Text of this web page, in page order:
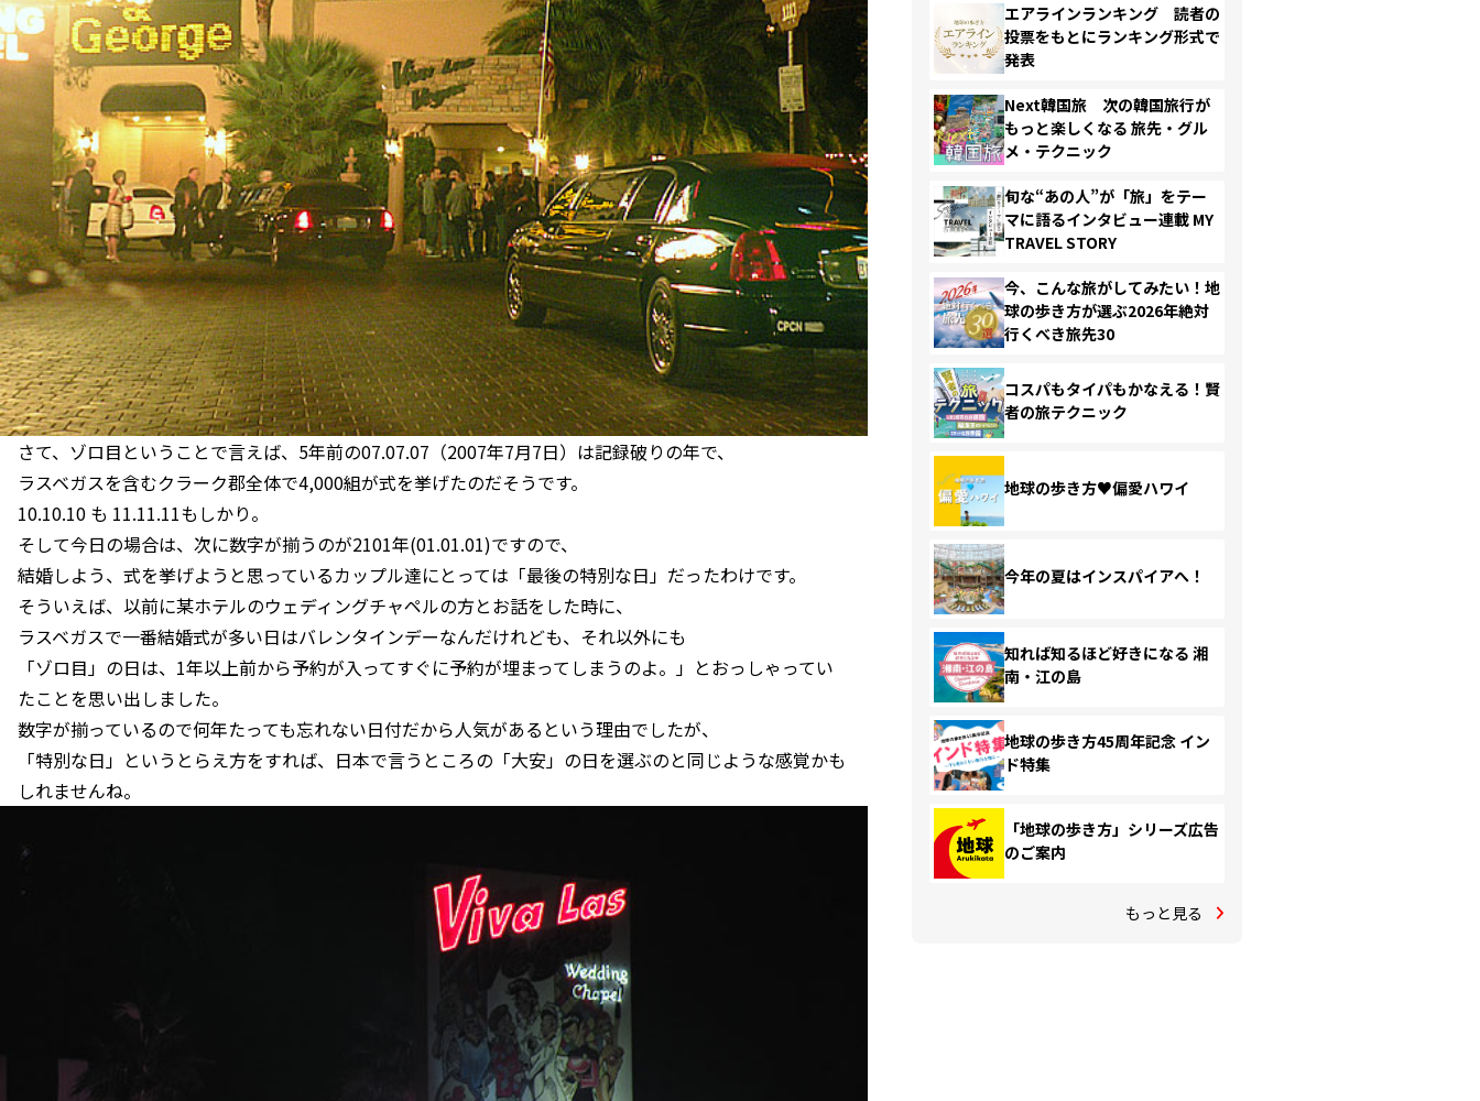
さて、ゾロ目ということで言えば、5年前の07.07.07（2007年7月7日）は記録破りの年で、
ラスベガスを含むクラーク郡全体で4,000組が式を挙げたのだそうです。
10.10.10 も 11.11.11もしかり。
そして今日の場合は、次に数字が揃うのが2101年(01.01.01)ですので、
結婚しよう、式を挙げようと思っているカップル達にとっては「最後の特別な日」だったわけです。
そういえば、以前に某ホテルのウェディングチャペルの方とお話をした時に、
ラスベガスで一番結婚式が多い日はバレンタインデーなんだけれども、それ以外にも
「ゾロ目」の日は、1年以上前から予約が入ってすぐに予約が埋まってしまうのよ。」とおっしゃってい
たことを思い出しました。
数字が揃っているので何年たっても忘れない日付だから人気があるという理由でしたが、
「特別な日」というとらえ方をすれば、日本で言うところの「大安」の日を選ぶのと同じような感覚かも
しれませんね。
エアラインランキング 読者の
投票をもとにランキング形式で
発表
Next韓国旅 次の韓国旅行が
もっと楽しくなる 旅先・グル
メ・テクニック
旬な“あの人”が「旅」をテー
マに語るインタビュー連載 MY
TRAVEL STORY
今、こんな旅がしてみたい！地
球の歩き方が選ぶ2026年絶対
行くべき旅先30
コスパもタイパもかなえる！賢
者の旅テクニック
地球の歩き方♥偏愛ハワイ
今年の夏はインスパイアへ！
知れば知るほど好きになる 湘
南・江の島
地球の歩き方45周年記念 イン
ド特集
「地球の歩き方」シリーズ広告
のご案内
もっと見る